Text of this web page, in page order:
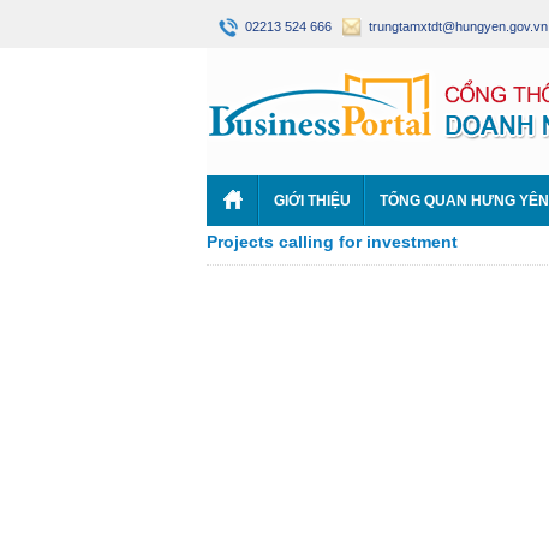
02213 524 666 trungtamxtdt@hungyen.gov.vn
GIỚI THIỆU TỔNG QUAN HƯNG YÊN
Projects calling for investment